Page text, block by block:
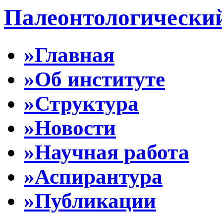
»Главная
»Об институте
»Структура
»Новости
»Научная работа
»Аспирантура
»Публикации